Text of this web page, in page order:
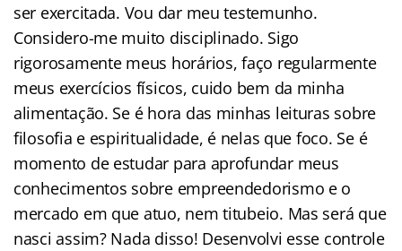
ser exercitada. Vou dar meu testemunho.
Considero-me muito disciplinado. Sigo
rigorosamente meus horários, faço regularmente
meus exercícios físicos, cuido bem da minha
alimentação. Se é hora das minhas leituras sobre
filosofia e espiritualidade, é nelas que foco. Se é
momento de estudar para aprofundar meus
conhecimentos sobre empreendedorismo e o
mercado em que atuo, nem titubeio. Mas será que
nasci assim? Nada disso! Desenvolvi esse controle